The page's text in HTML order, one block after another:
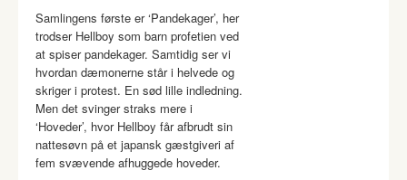
Samlingens første er ‘Pandekager’, her
trodser Hellboy som barn profetien ved
at spiser pandekager. Samtidig ser vi
hvordan dæmonerne står i helvede og
skriger i protest. En sød lille indledning.
Men det svinger straks mere i
‘Hoveder’, hvor Hellboy får afbrudt sin
nattesøvn på et japansk gæstgiveri af
fem svævende afhuggede hoveder.